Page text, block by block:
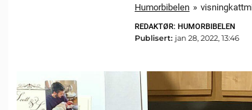
Humorbibelen »
REDAKTØR: HUMORBIBELEN
Publisert: jan 28, 2022, 13:46